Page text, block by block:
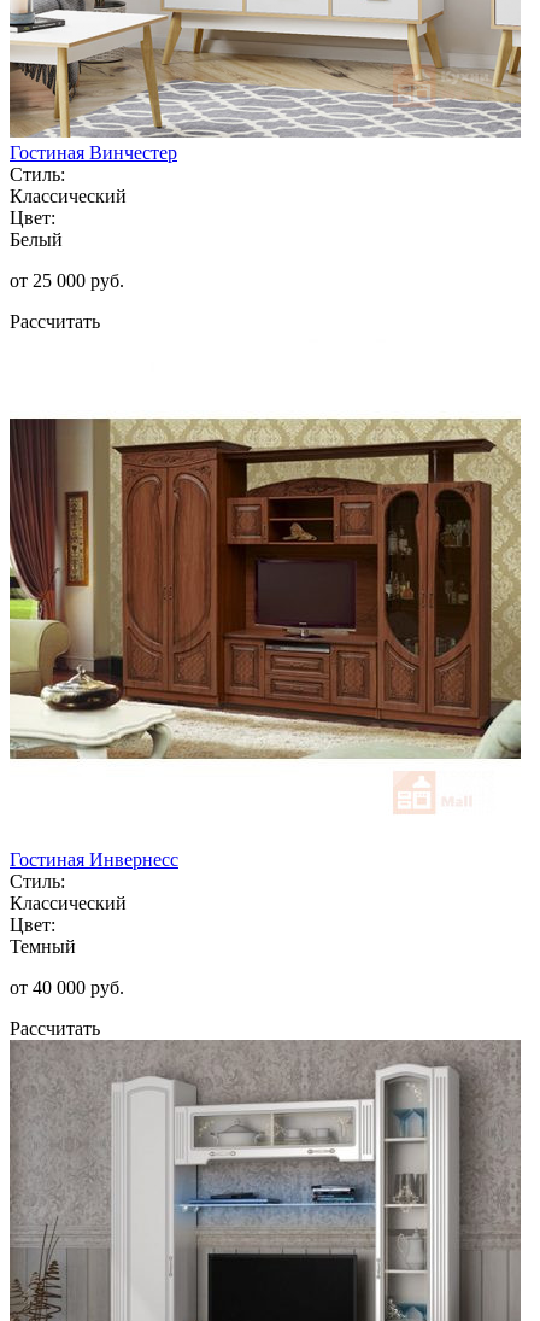
Гостиная Винчестер
Стиль:
Классический
Цвет:
Белый
от 25 000 руб.
Рассчитать
Гостиная Инвернесс
Стиль:
Классический
Цвет:
Темный
от 40 000 руб.
Рассчитать